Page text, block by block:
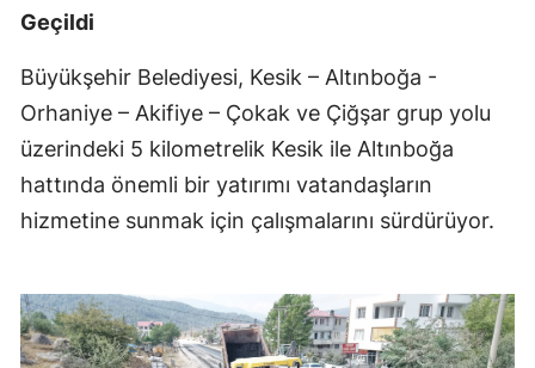
Geçildi
Büyükşehir Belediyesi, Kesik – Altınboğa -
Orhaniye – Akifiye – Çokak ve Çiğşar grup yolu
üzerindeki 5 kilometrelik Kesik ile Altınboğa
hattında önemli bir yatırımı vatandaşların
hizmetine sunmak için çalışmalarını sürdürüyor.